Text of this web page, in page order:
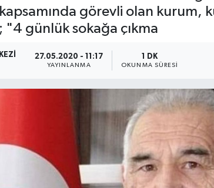
kapsamında görevli olan
"4 günlük sokağa çıkma
27.05.2020 - 11:17
YAYINLANMA
1 DK
OKUNMA SÜRESI